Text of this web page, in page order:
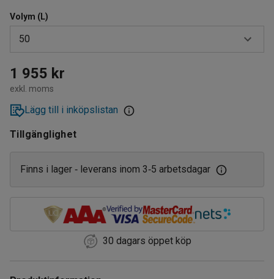
Volym (L)
50
20
35
50
80
125
1 955 kr
exkl. moms
Lägg till i inköpslistan
Tillgänglighet
Finns i lager ‑ leverans inom 3‑5 arbetsdagar
30 dagars öppet köp